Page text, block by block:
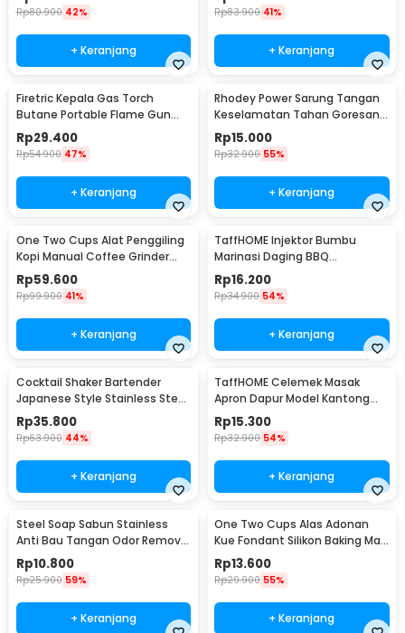
Rp80.900 42%
+ Keranjang
Rp83.900 41%
+ Keranjang
Firetric Kepala Gas Torch
Butane Portable Flame Gun
Adjustable - 807
Rp29.400
Rp54.900 47%
+ Keranjang
Rhodey Power Sarung Tangan
Keselamatan Tahan Goresan
Pisau - EN388
Rp15.000
Rp32.900 55%
+ Keranjang
One Two Cups Alat Penggiling
Kopi Manual Coffee Grinder
Portable - WFCG9800
Rp59.600
Rp99.900 41%
+ Keranjang
TaffHOME Injektor Bumbu
Marinasi Daging BBQ
Seasoning Injector - HC117
Rp16.200
Rp34.900 54%
+ Keranjang
Cocktail Shaker Bartender
Japanese Style Stainless Steel
200ml
Rp35.800
Rp63.900 44%
+ Keranjang
TaffHOME Celemek Masak
Apron Dapur Model Kantong
Pola Spatula - JJ41
Rp15.300
Rp32.900 54%
+ Keranjang
Steel Soap Sabun Stainless
Anti Bau Tangan Odor Remove
- HW071
Rp10.800
Rp25.900 59%
+ Keranjang
One Two Cups Alas Adonan
Kue Fondant Silikon Baking Mat
Anti Slip - JJ3873
Rp13.600
Rp29.900 55%
+ Keranjang